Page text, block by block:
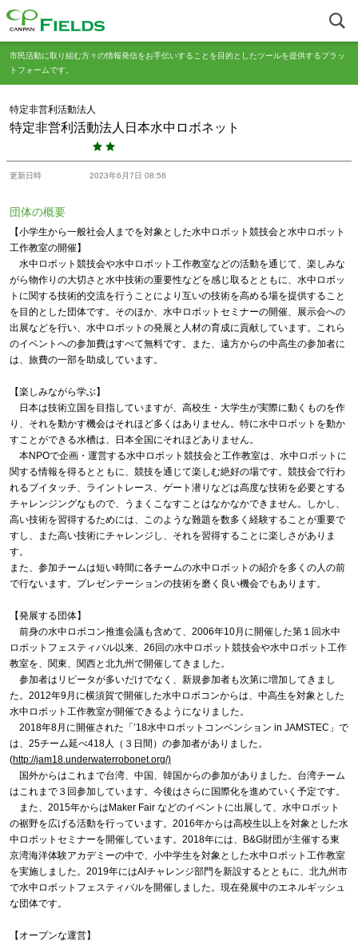
市民活動に取り組む方々の情報発信をお手伝いすることを目的としたツールを提供するプラッ
トフォームです。
特定非営利活動法人
特定非営利活動法人日本水中ロボネット
更新日時 2023年6月7日 08:56
団体の概要
【小学生から一般社会人までを対象とした水中ロボット競技会と水中ロボット
工作教室の開催】
水中ロボット競技会や水中ロボット工作教室などの活動を通じて、楽しみな
がら物作りの大切さと水中技術の重要性などを感じ取るとともに、水中ロボッ
トに関する技術的交流を行うことにより互いの技術を高める場を提供すること
を目的とした団体です。そのほか、水中ロボットセミナーの開催、展示会への
出展などを行い、水中ロボットの発展と人材の育成に貢献しています。これら
のイベントへの参加費はすべて無料です。また、遠方からの中高生の参加者に
は、旅費の一部を助成しています。
【楽しみながら学ぶ】
日本は技術立国を目指していますが、高校生・大学生が実際に動くものを作
り、それを動かす機会はそれほど多くはありません。特に水中ロボットを動か
すことができる水槽は、日本全国にそれほどありません。
本NPOで企画・運営する水中ロボット競技会と工作教室は、水中ロボットに
関する情報を得るとともに、競技を通じて楽しむ絶好の場です。競技会で行わ
れるブイタッチ、ライントレース、ゲート潜りなどは高度な技術を必要とする
チャレンジングなもので、うまくこなすことはなかなかできません。しかし、
高い技術を習得するためには、このような難題を数多く経験することが重要で
すし、また高い技術にチャレンジし、それを習得することに楽しさがありま
す。
また、参加チームは短い時間に各チームの水中ロボットの紹介を多くの人の前
で行ないます。プレゼンテーションの技術を磨く良い機会でもあります。
【発展する団体】
前身の水中ロボコン推進会議も含めて、2006年10月に開催した第１回水中
ロボットフェスティバル以来、26回の水中ロボット競技会や水中ロボット工作
教室を、関東、関西と北九州で開催してきました。
参加者はリピータが多いだけでなく、新規参加者も次第に増加してきまし
た。2012年9月に横須賀で開催した水中ロボコンからは、中高生を対象とした
水中ロボット工作教室が開催できるようになりました。
2018年8月に開催された「’18水中ロボットコンベンション in JAMSTEC」で
は、25チーム延べ418人（３日間）の参加者がありました。
(http://jam18.underwaterrobonet.org/)
国外からはこれまで台湾、中国、韓国からの参加がありました。台湾チーム
はこれまで３回参加しています。今後はさらに国際化を進めていく予定です。
また、2015年からはMaker Fair などのイベントに出展して、水中ロボット
の裾野を広げる活動を行っています。2016年からは高校生以上を対象とした水
中ロボットセミナーを開催しています。2018年には、B&G財団が主催する東
京湾海洋体験アカデミーの中で、小中学生を対象とした水中ロボット工作教室
を実施しました。2019年にはAIチャレンジ部門を新設するとともに、北九州市
で水中ロボットフェスティバルを開催しました。現在発展中のエネルギッシュ
な団体です。
【オープンな運営】